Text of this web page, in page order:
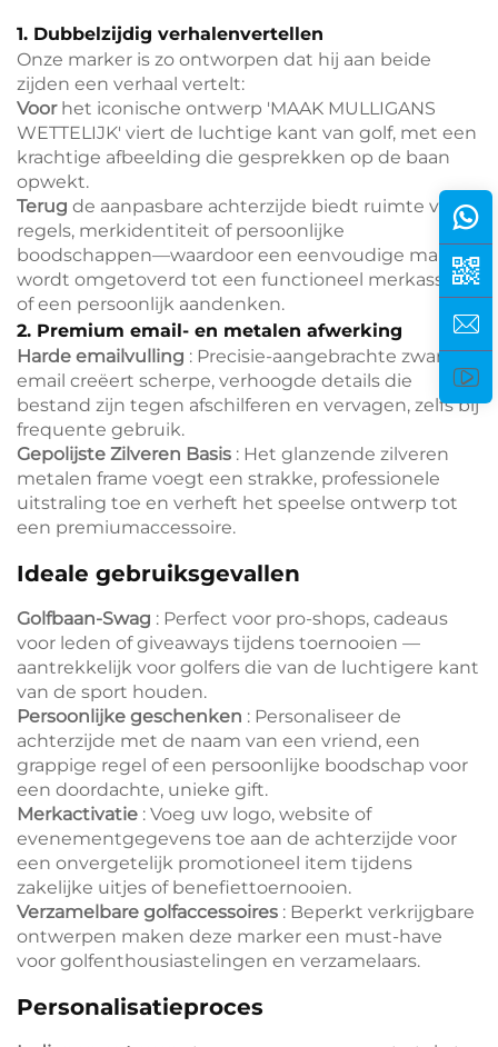
1. Dubbelzijdig verhalenvertellen
Onze marker is zo ontworpen dat hij aan beide
zijden een verhaal vertelt:
Voor het iconische ontwerp 'MAAK MULLIGANS
WETTELIJK' viert de luchtige kant van golf, met een
krachtige afbeelding die gesprekken op de baan
opwekt.
Terug de aanpasbare achterzijde biedt ruimte voor
regels, merkidentiteit of persoonlijke
boodschappen—waardoor een eenvoudige marker
wordt omgetoverd tot een functioneel merkasset
of een persoonlijk aandenken.
2. Premium email- en metalen afwerking
Harde emailvulling : Precisie-aangebrachte zwarte
email creëert scherpe, verhoogde details die
bestand zijn tegen afschilferen en vervagen, zelfs bij
frequente gebruik.
Gepolijste Zilveren Basis : Het glanzende zilveren
metalen frame voegt een strakke, professionele
uitstraling toe en verheft het speelse ontwerp tot
een premiumaccessoire.
Ideale gebruiksgevallen
Golfbaan-Swag : Perfect voor pro-shops, cadeaus
voor leden of giveaways tijdens toernooien —
aantrekkelijk voor golfers die van de luchtigere kant
van de sport houden.
Persoonlijke geschenken : Personaliseer de
achterzijde met de naam van een vriend, een
grappige regel of een persoonlijke boodschap voor
een doordachte, unieke gift.
Merkactivatie : Voeg uw logo, website of
evenementgegevens toe aan de achterzijde voor
een onvergetelijk promotioneel item tijdens
zakelijke uitjes of benefiettoernooien.
Verzamelbare golfaccessoires : Beperkt verkrijgbare
ontwerpen maken deze marker een must-have
voor golfenthousiastelingen en verzamelaars.
Personalisatieproces